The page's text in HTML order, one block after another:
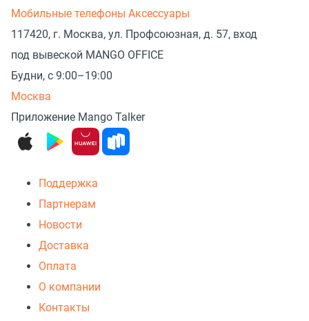
Мобильные телефоны Аксессуары
117420, г. Москва, ул. Профсоюзная, д. 57, вход
под вывеской MANGO OFFICE
Будни, с 9:00–19:00
Москва
Приложение Mango Talker
Поддержка
Партнерам
Новости
Доставка
Оплата
О компании
Контакты